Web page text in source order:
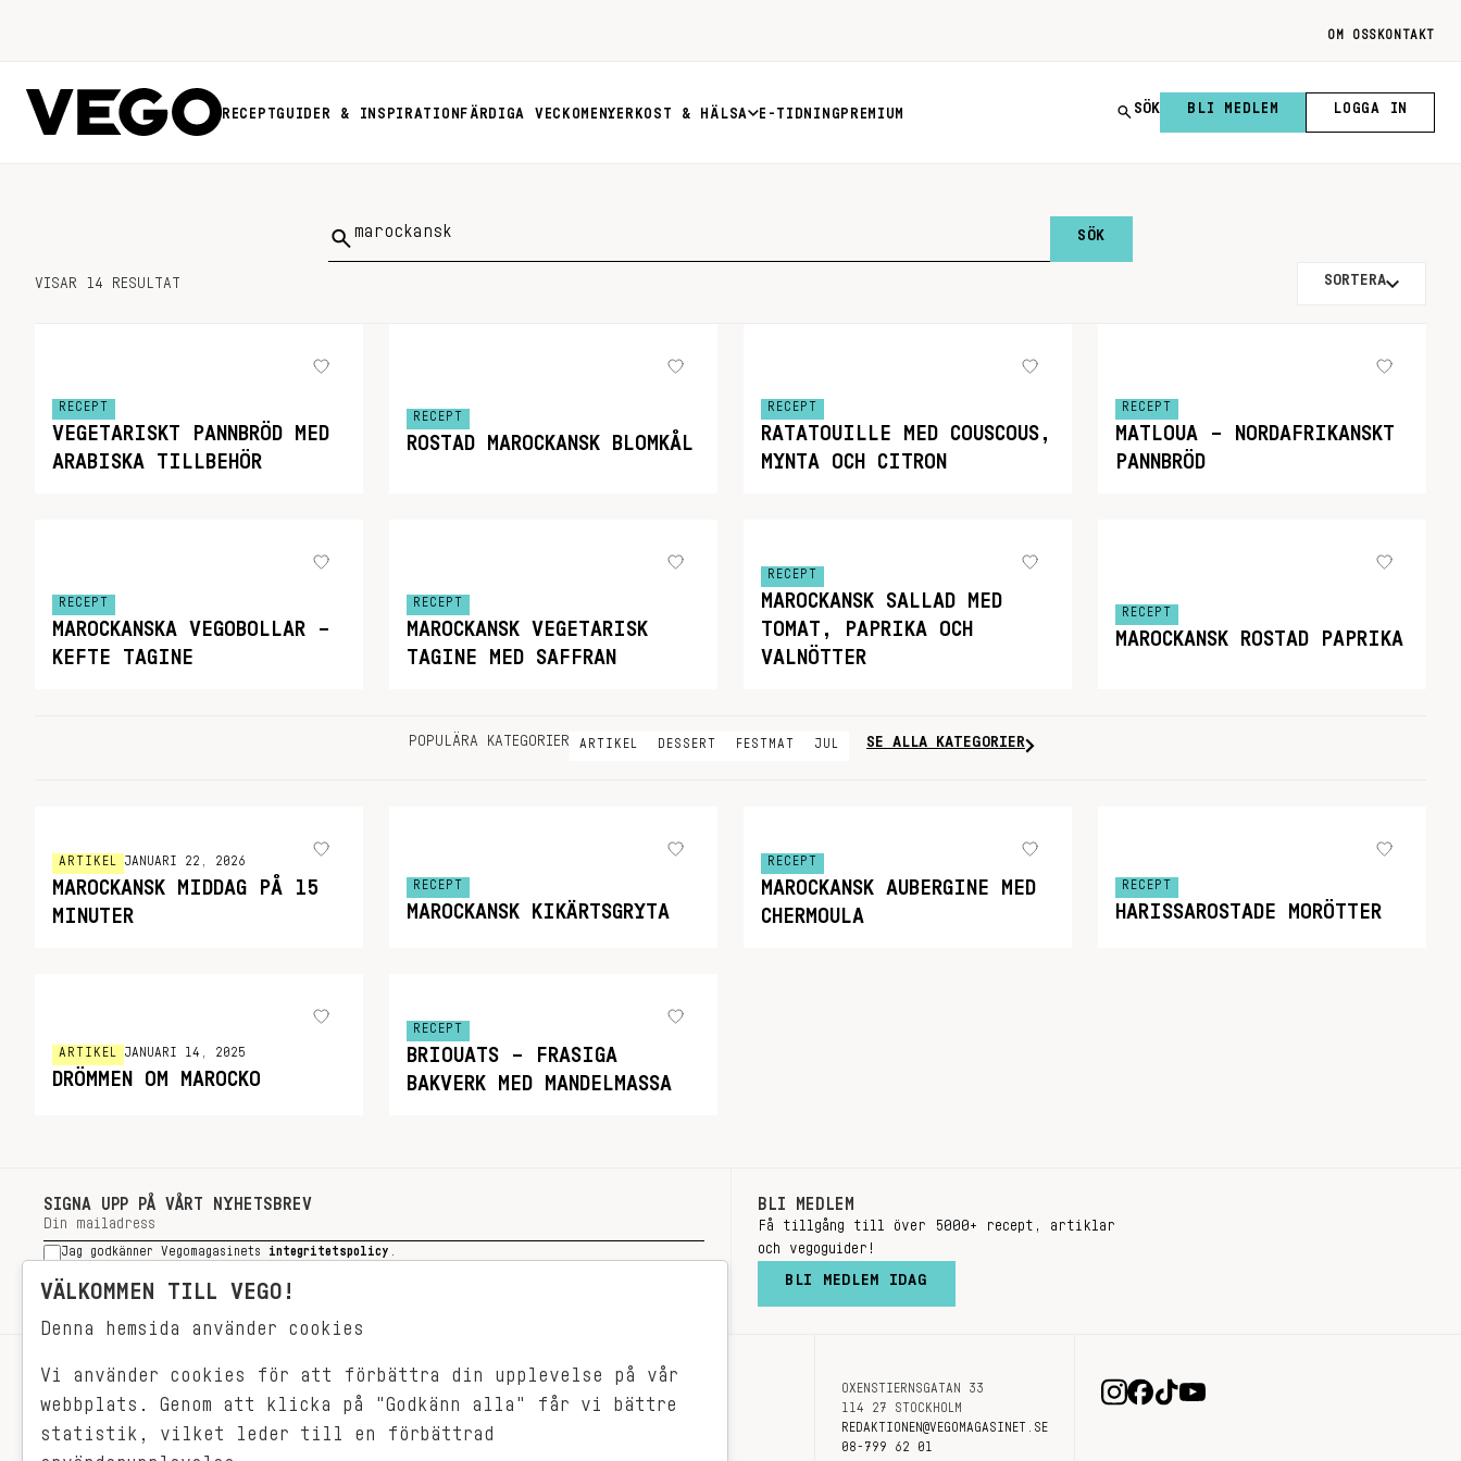
OM OSS KONTAKT
RECEPTGUIDER & INSPIRATION FÄRDIGA VECKOMENYER KOST & HÄLSA E-TIDNING PREMIUM SÖK BLI MEDLEM LOGGA IN
Sök
VISAR 14 RESULTAT SORTERA
RECEPT
VEGETARISKT PANNBRÖD MED
ARABISKA TILLBEHÖR
RECEPT
ROSTAD MAROCKANSK BLOMKÅL
RECEPT
RATATOUILLE MED COUSCOUS,
MYNTA OCH CITRON
RECEPT
MATLOUA – NORDAFRIKANSKT
PANNBRÖD
RECEPT
MAROCKANSKA VEGOBOLLAR –
KEFTE TAGINE
RECEPT
MAROCKANSK VEGETARISK
TAGINE MED SAFFRAN
RECEPT
MAROCKANSK SALLAD MED
TOMAT, PAPRIKA OCH
VALNÖTTER
RECEPT
MAROCKANSK ROSTAD PAPRIKA
POPULÄRA KATEGORIER ARTIKEL DESSERT FESTMAT JUL SE ALLA KATEGORIER
ARTIKEL JANUARI 22, 2026
MAROCKANSK MIDDAG PÅ 15
MINUTER
RECEPT
MAROCKANSK KIKÄRTSGRYTA
RECEPT
MAROCKANSK AUBERGINE MED
CHERMOULA
RECEPT
HARISSAROSTADE MORÖTTER
ARTIKEL JANUARI 14, 2025
DRÖMMEN OM MAROCKO
RECEPT
BRIOUATS – FRASIGA
BAKVERK MED MANDELMASSA
SIGNA UPP PÅ VÅRT NYHETSBREV
Jag godkänner Vegomagasinets integritetspolicy
SIGNA UPP
BLI MEDLEM
Få tillgång till över 5000+ recept, artiklar
och vegoguider!
BLI MEDLEM IDAG
RECEPT
VEGONYTT
OM OSS
OXENSTIERNSGATAN 33
114 27 STOCKHOLM
REDAKTIONEN@VEGOMAGASINET.SE
08-799 62 01
VÄLKOMMEN TILL VEGO!
Denna hemsida använder cookies
Vi använder cookies för att förbättra din upplevelse på vår
webbplats. Genom att klicka på "Godkänn alla" får vi bättre
statistik, vilket leder till en förbättrad